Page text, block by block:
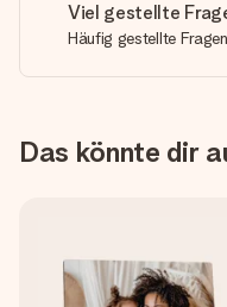
Viel gestellte
Häufig gestellte Fragen
Das könnte dir